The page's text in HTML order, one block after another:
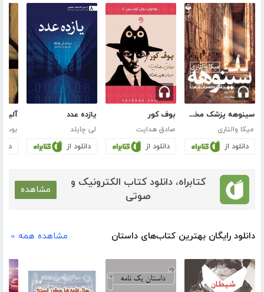
سینوهه پزشک مخصوص فرعون
میکا والتاری
دانلود از
بوف کور
صادق هدایت
دانلود از
یازده عدد
لی چایلد
دانلود از
آلیس
بوث
کتابراه، دانلود کتاب الکترونیک و
صوتی
مشاهده
دانلود رایگان بهترین کتاب‌های داستان مشاهده همه »